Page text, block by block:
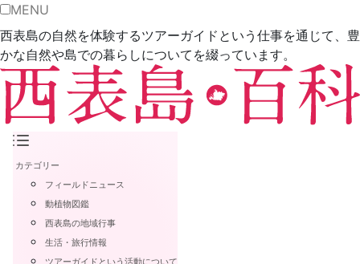
MENU
西表島の自然を体験するツアーガイドという仕事を通じて、豊
かな自然や島での暮らしについてを綴っています。
カテゴリー
フィールドニュース
動植物図鑑
西表島の地域行事
生活・旅行情報